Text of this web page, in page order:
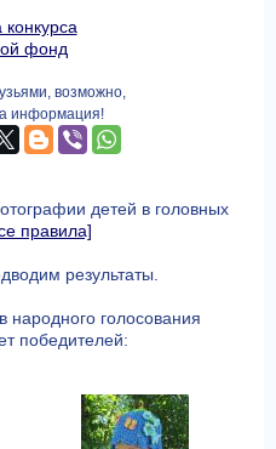
фонд
возможно,
информация!
детей в головных
правила]
результаты.
голосования
победителей: